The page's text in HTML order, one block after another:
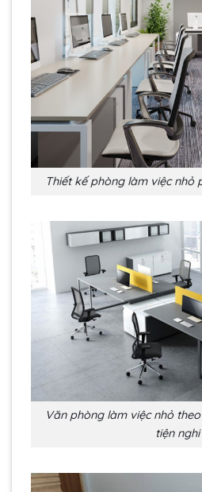
Thiết kế phòng làm việc nhỏ
Văn phòng làm việc nhỏ
tiện nghi